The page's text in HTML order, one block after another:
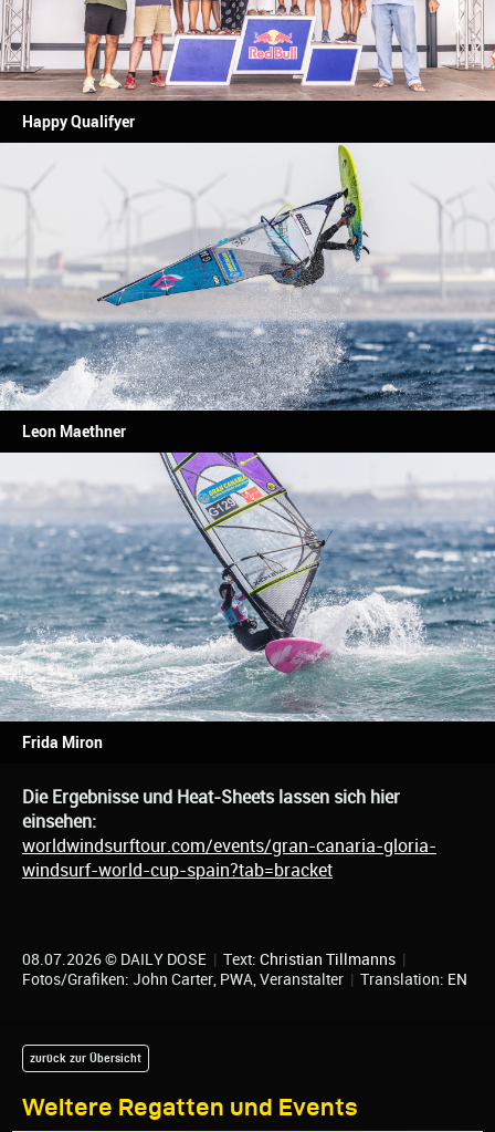
Happy Qualifyer
Leon Maethner
Frida Miron
Die Ergebnisse und Heat-Sheets lassen sich hier
einsehen:
worldwindsurftour.com/events/gran-canaria-gloria-
windsurf-world-cup-spain?tab=bracket
08.07.2026 © DAILY DOSE | Text: Christian Tillmanns |
Fotos/Grafiken: John Carter, PWA, Veranstalter | Translation: EN
Weitere Regatten und Events
zurück zur Übersicht